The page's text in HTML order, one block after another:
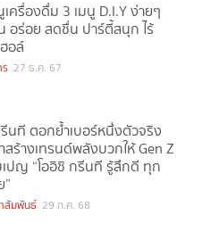
เครื่องดื่ม 3 เมนู D.I.Y ง่ายๆ
อร่อย สดชื่น ปาร์ตี้สนุก ไร้
อล์
27 ธ.ค. 67
นที ตอกย้ำเบอร์หนึ่งตัวจริง
สร้างเทรนด์พลังบวกให้ Gen Z
ปญ “โออิชิ กรีนที รู้สึกดี ทุก
สัมพันธ์ 29 ก.ค. 68